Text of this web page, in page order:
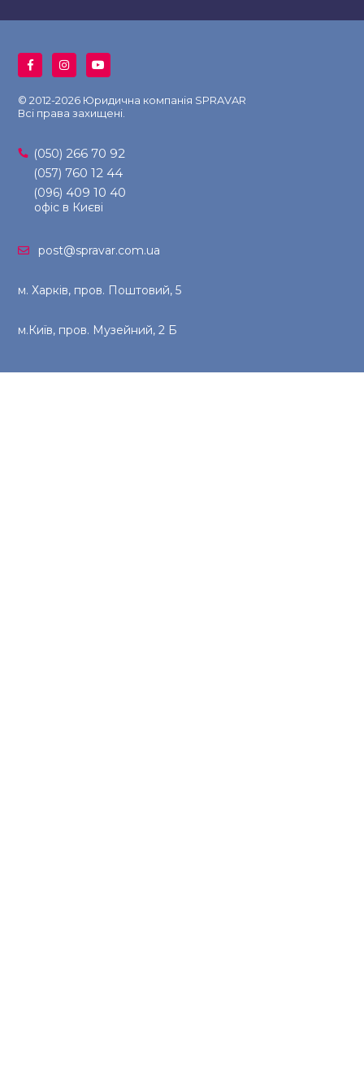
© 2012-2026 Юридична компанія SPRAVAR
Всі права захищені.
(050)266 70 92
(057) 760 12 44
(096) 409 10 40
офіс в Києві
post@spravar.com.ua
м. Харків, пров. Поштовий, 5
м.Київ, пров. Музейний, 2 Б